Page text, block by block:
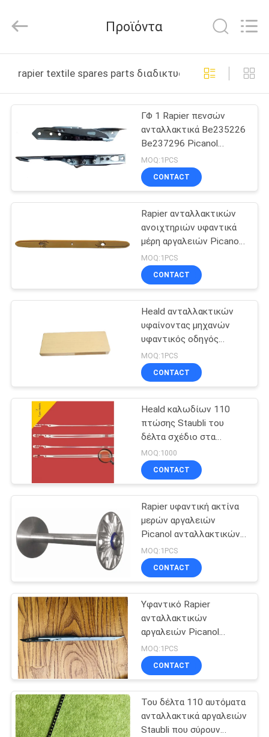
ΠΡΟΪΌΝΤΑ
ΠΕΡΊΠΟΥ
ΕΜΕΊΣ
ΓΎΡΟΣ
ΕΛΆΤΕ
ΜΕ
ΖΗΤΉΣΤΕ
SITEMAP
PRIVACY
Rights
by
Προϊόντα
rapier textile spares parts διαδικτυακή κατασκευή
ΓΦ 1 Rapier πενσών
ανταλλακτικά Be235226
Be237296 Picanol
Optimax αργαλειών
MOQ:1PCS
CONTACT
Rapier ανταλλακτικών
ανοιχτηριών υφαντικά
μέρη αργαλειών Picanol
Vamatex
MOQ:1PCS
CONTACT
Heald ανταλλακτικών
υφαίνοντας μηχανών
υφαντικός οδηγός
πλαισίων για Rapier
Picanol Vamatex τον
αργαλειό
MOQ:1PCS
CONTACT
Heald καλωδίων 110
πτώσης Staubli του
δέλτα σχέδιο στα
αυτόματα υφαντικά
ανταλλακτικά
μηχανημάτων
MOQ:1000
CONTACT
Rapier υφαντική ακτίνα
μερών αργαλειών
Picanol ανταλλακτικών
Vamatex
MOQ:1PCS
CONTACT
Υφαντικό Rapier
ανταλλακτικών
αργαλειών Picanol
μηχανημάτων
επικεφαλής γάμμα 2002
MOQ:1PCS
CONTACT
Του δέλτα 110 αυτόματα
ανταλλακτικά αργαλειών
Staubli που σύρουν